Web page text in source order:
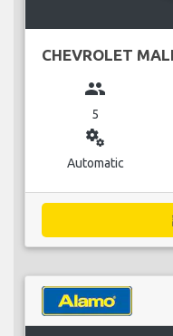
CHEVROLET
group
5
miscellaneous_services
Automatic